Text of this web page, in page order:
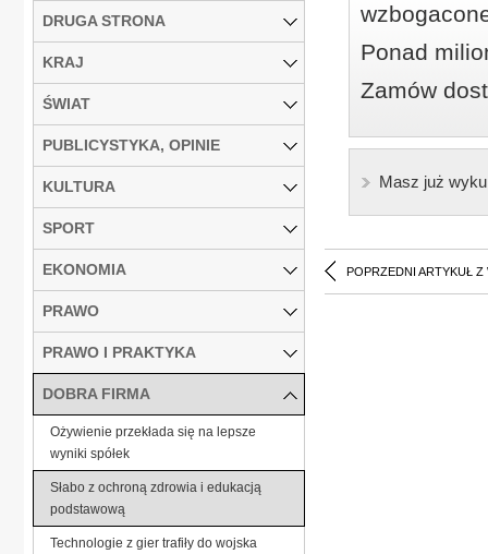
Ponad
Zamów
Masz już
POPRZEDNI ARTYKUŁ Z
DRUGA STRONA
KRAJ
ŚWIAT
PUBLICYSTYKA, OPINIE
KULTURA
SPORT
EKONOMIA
PRAWO
PRAWO I PRAKTYKA
DOBRA FIRMA
Ożywienie przekłada się na lepsze
wyniki spółek
Słabo z ochroną zdrowia i edukacją
podstawową
Technologie z gier trafiły do wojska